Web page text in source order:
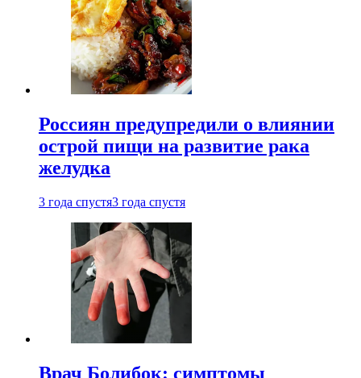
Россиян предупредили о влиянии
острой пищи на развитие рака
желудка
3 года спустя3 года спустя
Врач Болибок: симптомы